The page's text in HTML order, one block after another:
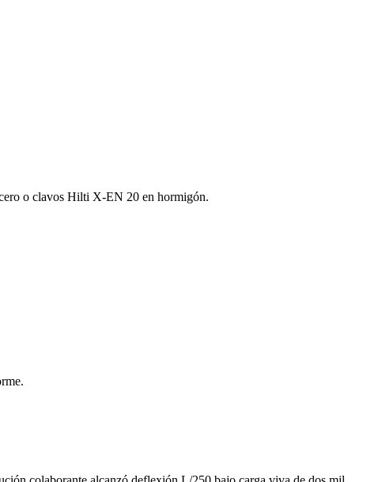
o clavos Hilti X‑EN 20 en hormigón.